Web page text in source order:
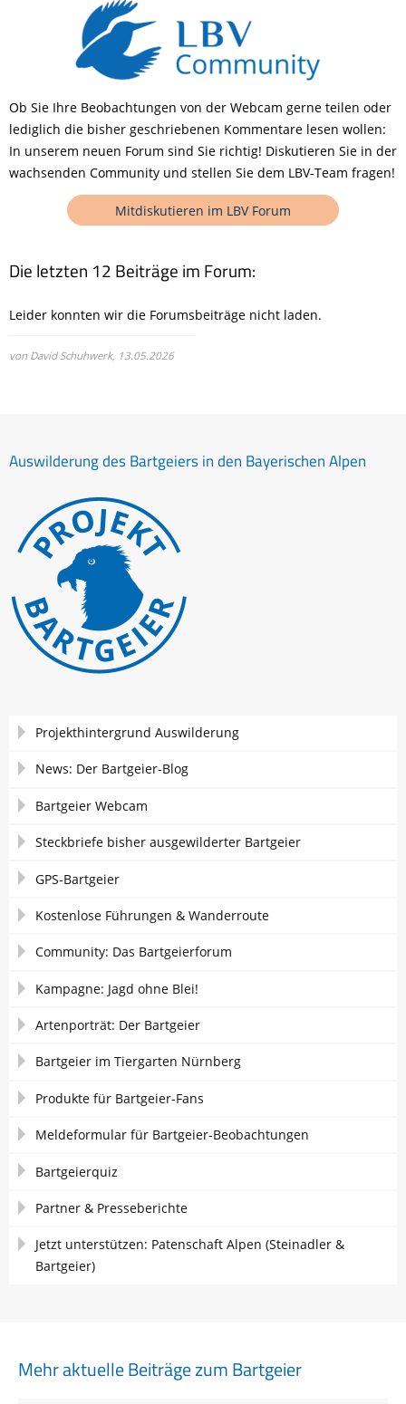
Ob Sie Ihre Beobachtungen von der Webcam gerne teilen oder
lediglich die bisher geschriebenen Kommentare lesen wollen:
In unserem neuen Forum sind Sie richtig! Diskutieren Sie in der
wachsenden Community und stellen Sie dem LBV-Team fragen!
Mitdiskutieren im LBV Forum
Die letzten 12 Beiträge im Forum:
Leider konnten wir die Forumsbeiträge nicht laden.
von David Schuhwerk, 13.05.2026
Auswilderung des Bartgeiers in den Bayerischen Alpen
Navigation
Projekthintergrund Auswilderung
News: Der Bartgeier-Blog
Bartgeier Webcam
Steckbriefe bisher ausgewilderter Bartgeier
GPS-Bartgeier
Kostenlose Führungen & Wanderroute
Community: Das Bartgeierforum
Kampagne: Jagd ohne Blei!
Artenporträt: Der Bartgeier
Bartgeier im Tiergarten Nürnberg
Produkte für Bartgeier-Fans
Meldeformular für Bartgeier-Beobachtungen
Bartgeierquiz
Partner & Presseberichte
Jetzt unterstützen: Patenschaft Alpen (Steinadler &
Bartgeier)
Mehr aktuelle Beiträge zum Bartgeier